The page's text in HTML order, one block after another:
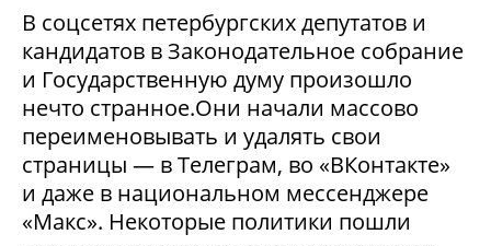
В соцсетях петербургских депутатов и
кандидатов в Законодательное собрание
и Государственную думу произошло
нечто странное.Они начали массово
переименовывать и удалять свои
страницы — в Телеграм, во «ВКонтакте»
и даже в национальном мессенджере
«Макс». Некоторые политики пошли